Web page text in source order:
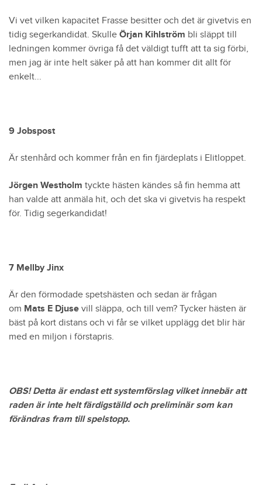
Vi vet vilken kapacitet Frasse besitter och det är givetvis en
tidig segerkandidat. Skulle Örjan Kihlström bli släppt till
ledningen kommer övriga få det väldigt tufft att ta sig förbi,
men jag är inte helt säker på att han kommer dit allt för
enkelt...
9 Jobspost
Är stenhård och kommer från en fin fjärdeplats i Elitloppet.
Jörgen Westholm tyckte hästen kändes så fin hemma att
han valde att anmäla hit, och det ska vi givetvis ha respekt
för. Tidig segerkandidat!
7 Mellby Jinx
Är den förmodade spetshästen och sedan är frågan
om Mats E Djuse vill släppa, och till vem? Tycker hästen är
bäst på kort distans och vi får se vilket upplägg det blir här
med en miljon i förstapris.
OBS! Detta är endast ett systemförslag vilket innebär att
raden är inte helt färdigställd och preliminär som kan
förändras fram till spelstopp.